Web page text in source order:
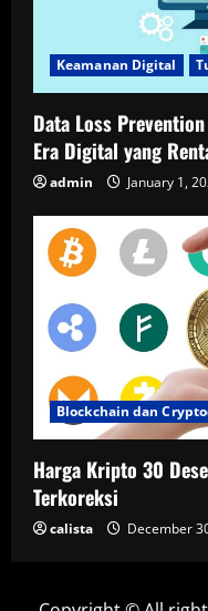
Keamanan Digital
Data Loss
Era Digital yang
admin January 1,
Blockchain dan
Harga Kripto 30
Terkoreksi
calista December